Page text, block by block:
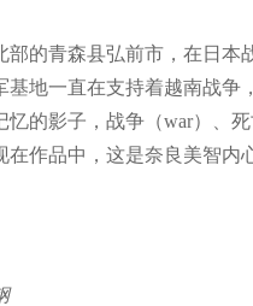
部的青森县弘前市，在日
基地一直在支持着越南战
的影子，战争（war）、
作品中，这是奈良美智内